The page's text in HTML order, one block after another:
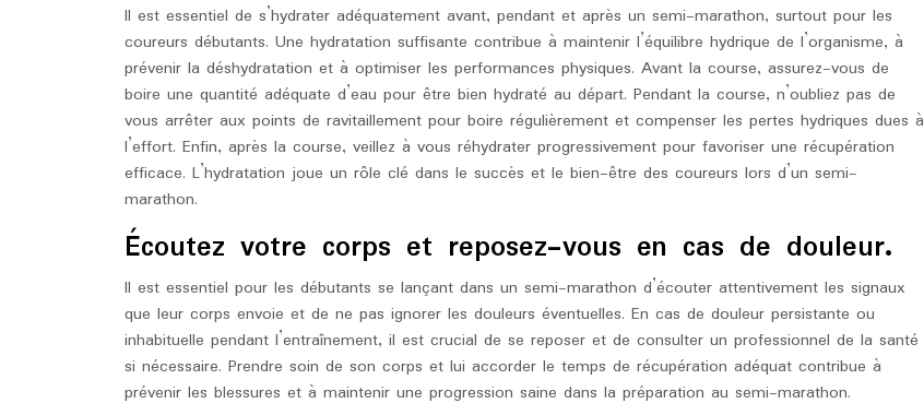
Il est essentiel de s’hydrater adéquatement avant, pendant et après un semi-marathon, surtout pour les
coureurs débutants. Une hydratation suffisante contribue à maintenir l’équilibre hydrique de l’organisme, à
prévenir la déshydratation et à optimiser les performances physiques. Avant la course, assurez-vous de
boire une quantité adéquate d’eau pour être bien hydraté au départ. Pendant la course, n’oubliez pas de
vous arrêter aux points de ravitaillement pour boire régulièrement et compenser les pertes hydriques dues à
l’effort. Enfin, après la course, veillez à vous réhydrater progressivement pour favoriser une récupération
efficace. L’hydratation joue un rôle clé dans le succès et le bien-être des coureurs lors d’un semi-
marathon.
Écoutez votre corps et reposez-vous en cas de douleur.
Il est essentiel pour les débutants se lançant dans un semi-marathon d’écouter attentivement les signaux
que leur corps envoie et de ne pas ignorer les douleurs éventuelles. En cas de douleur persistante ou
inhabituelle pendant l’entraînement, il est crucial de se reposer et de consulter un professionnel de la santé
si nécessaire. Prendre soin de son corps et lui accorder le temps de récupération adéquat contribue à
prévenir les blessures et à maintenir une progression saine dans la préparation au semi-marathon.